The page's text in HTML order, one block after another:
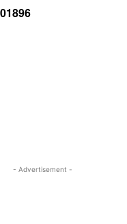
- Advertisement -